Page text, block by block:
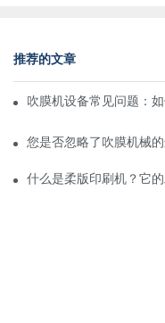
推荐的文章
吹膜机设备常见问题：
您是否忽略了吹膜机械
什么是柔版印刷机？它